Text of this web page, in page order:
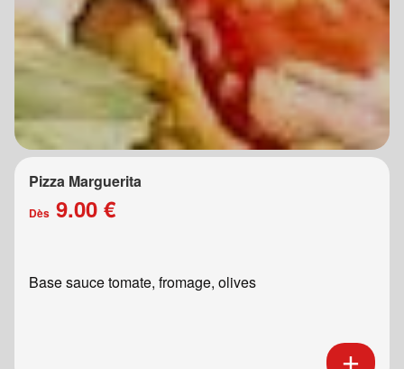
Pizza Marguerita
Dès 9.00 €
Base sauce tomate, fromage, olives